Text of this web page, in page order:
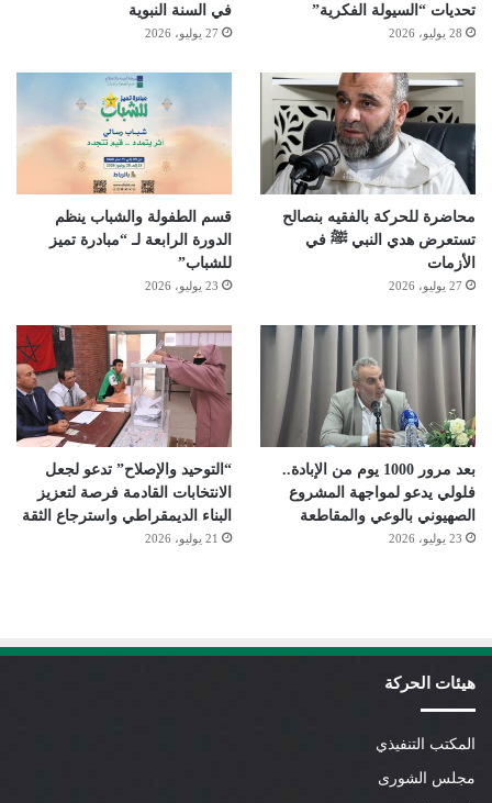
تحديات “السيولة الفكرية”
28 يوليو، 2026
في السنة النبوية
27 يوليو، 2026
محاضرة للحركة بالفقيه بنصالح
تستعرض هدي النبي ﷺ في
الأزمات
27 يوليو، 2026
قسم الطفولة والشباب ينظم
الدورة الرابعة لـ “مبادرة تميز
للشباب”
23 يوليو، 2026
بعد مرور 1000 يوم من الإبادة..
فلولي يدعو لمواجهة المشروع
الصهيوني بالوعي والمقاطعة
23 يوليو، 2026
“التوحيد والإصلاح” تدعو لجعل
الانتخابات القادمة فرصة لتعزيز
البناء الديمقراطي واسترجاع الثقة
21 يوليو، 2026
هيئات الحركة
المكتب التنفيذي
مجلس الشورى